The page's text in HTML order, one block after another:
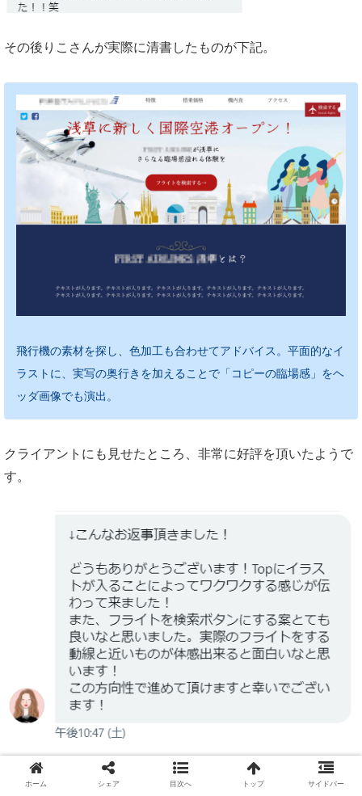
その後りこさんが実際に清書したものが下記。
飛行機の素材を探し、色加工も合わせてアドバイス。平面的なイ
ラストに、実写の奥行きを加えることで「コピーの臨場感」をヘ
ッダ画像でも演出。
クライアントにも見せたところ、非常に好評を頂いたようで
す。
ホーム シェア 目次へ トップ サイドバー